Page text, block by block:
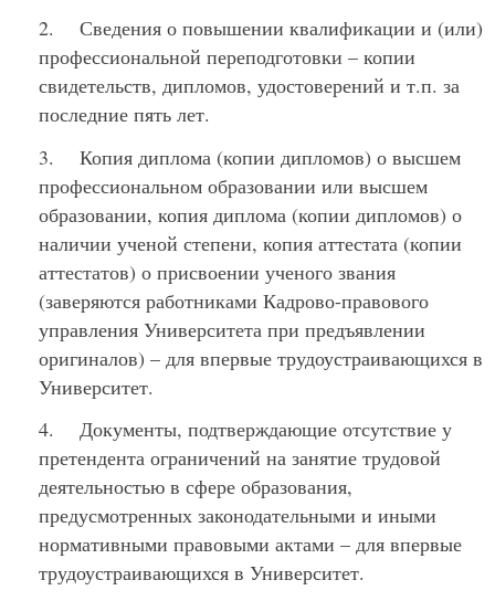
2. Сведения о повышении квалификации и (или)
профессиональной переподготовки – копии
свидетельств, дипломов, удостоверений и т.п. за
последние пять лет.
3. Копия диплома (копии дипломов) о высшем
профессиональном образовании или высшем
образовании, копия диплома (копии дипломов) о
наличии ученой степени, копия аттестата (копии
аттестатов) о присвоении ученого звания
(заверяются работниками Кадрово-правового
управления Университета при предъявлении
оригиналов) – для впервые трудоустраивающихся в
Университет.
4. Документы, подтверждающие отсутствие у
претендента ограничений на занятие трудовой
деятельностью в сфере образования,
предусмотренных законодательными и иными
нормативными правовыми актами – для впервые
трудоустраивающихся в Университет.